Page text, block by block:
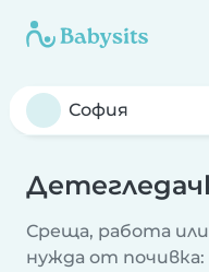
Среща, работа
нужда от